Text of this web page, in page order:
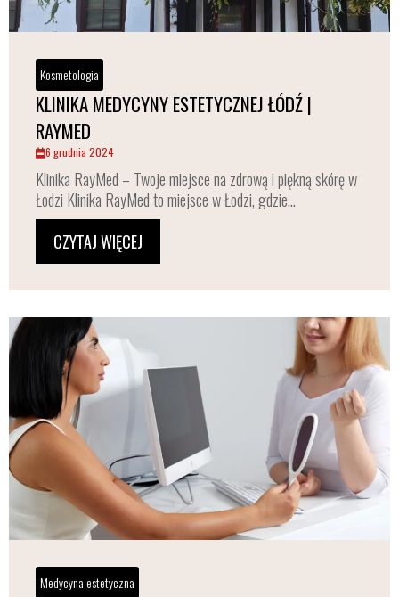
Kosmetologia
KLINIKA MEDYCYNY ESTETYCZNEJ ŁÓDŹ |
RAYMED
6 grudnia 2024
Klinika RayMed – Twoje miejsce na zdrową i piękną skórę w
Łodzi Klinika RayMed to miejsce w Łodzi, gdzie...
CZYTAJ WIĘCEJ
Medycyna estetyczna